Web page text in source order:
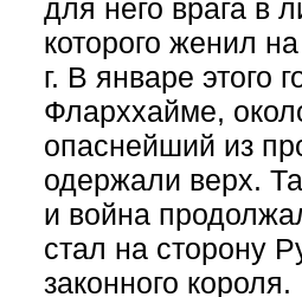
для него врага в
которого женил
г. В январе этого
Фларххайме,
опаснейший из
одержали верх.
и война
стал на сторону
законного